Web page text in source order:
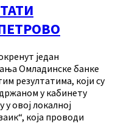
један
Омладинске банке
резултатима, који су
у кабинету
овој локалној
која проводи